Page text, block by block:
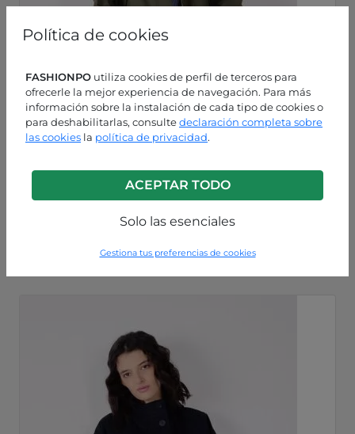
Política de cookies
FASHIONPO utiliza cookies de perfil de terceros para
ofrecerle la mejor experiencia de navegación. Para más
información sobre la instalación de cada tipo de cookies o
para deshabilitarlas, consultedeclaración completa sobre
las cookies la política de privacidad.
ACEPTAR TODO
Solo las esenciales
Gestiona tus preferencias de cookies
P63260000877C3